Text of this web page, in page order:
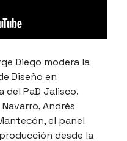
Diego modera la
Diseño en
del PaD Jalisco.
Andrés
el panel
desde la